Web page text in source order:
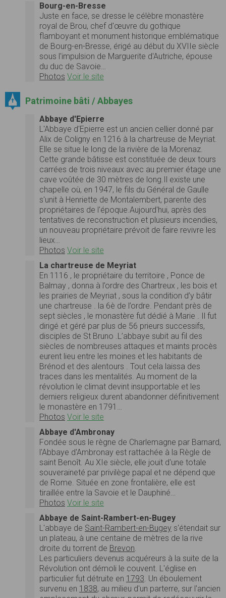
Bourg-en-Bresse
Juste en face, se dresse le célèbre monastère
royal de Brou, chef d'œuvre du gothique
flamboyant et monument historique emblématique
de Bourg-en-Bresse, érigé au début du XVIIe siècle
sous l'impulsion de Marguerite d'Autriche, épouse
du duc de Savoie…
Photos Voir le site
Patrimoine bâti / Abbayes
Abbaye d'Epierre
L'Abbaye d'Epierre est un ancien cellier donné par
Alix de Coligny en 1216 à la chartreuse de Meyriat.
Elle se situe le long de la rivière de la Morenaz.
Cette grande bâtisse est constituée de deux tours
carrées de trois niveaux avec au premier étage une
cave voûtée de 30 mètres de long.Il existe une
chapelle où, en 1947, le fils du Général de Gaulle
s'unit à Henriette de Montalembert, parente des
propriétaires de l'époque.Aujourd'hui, après des
tentatives de reconstruction et plusieurs incendies,
un nouveau propriétaire prévoit de faire revivre les
lieux…
Photos Voir le site
La chartreuse de Meyriat
En 1116 , le propriétaire du territoire , Ponce de
Balmay , donna à l’ordre des Chartreux , les bois et
les prairies de Meyriat , sous la condition d’y bâtir
une chartreuse . la 6è de l’ordre. Pendant près de
sept siècles , le monastère fut dédié à Marie . Il fut
dirigé et géré par plus de 56 prieurs successifs,
disciples de St Bruno .L’abbaye subit au fil des
siècles de nombreuses attaques et maints procès
eurent lieu entre les moines et les habitants de
Brénod et des alentours . Tout cela laissa des
traces dans les mentalités. Au moment de la
révolution le climat devint insupportable et les
derniers religieux durent abandonner définitivement
le monastère en 1791…
Photos Voir le site
Abbaye d'Ambronay
Fondée sous le règne de Charlemagne par Barnard,
l'Abbaye d'Ambronay est rattachée à la Règle de
saint Benoît. Au XIe siècle, elle jouit d'une totale
souveraineté par privilège papal et ne dépend que
de Rome. Située en zone frontalière, elle est
tiraillée entre la Savoie et le Dauphiné…
Photos Voir le site
Abbaye de Saint-Rambert-en-Bugey
L'abbaye de Saint-Rambert-en-Bugey s'étendait sur
un plateau, à une centaine de mètres de la rive
droite du torrent de Brevon.
Les particuliers devenus acquéreurs à la suite de la
Révolution ont démoli le couvent. L'église en
particulier fut détruite en 1793. Un éboulement
survenu en 1838, au milieu d'un parterre, sur l'ancien